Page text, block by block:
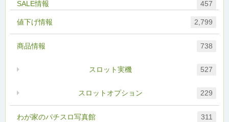
457
わが家のパチスロ写真館 311
値下げ情報 2,799
商品情報 738
スロットオプション 229
スロット実機 527